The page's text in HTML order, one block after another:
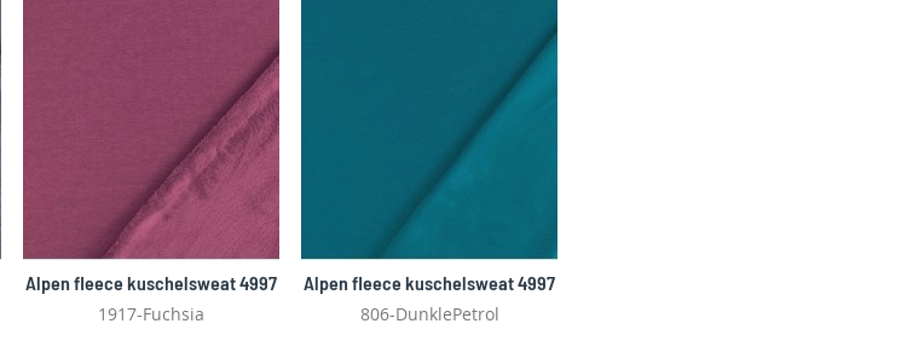
Alpen fleece kuschelsweat 4997
1917-Fuchsia
Alpen fleece kuschelsweat 4997
806-DunklePetrol